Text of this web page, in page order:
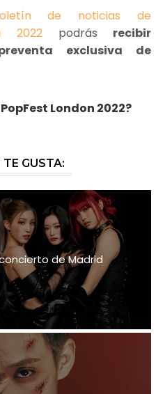
de noticias de
2022 podrás recibir
exclusiva de
London 2022?
GUSTA:
de Madrid